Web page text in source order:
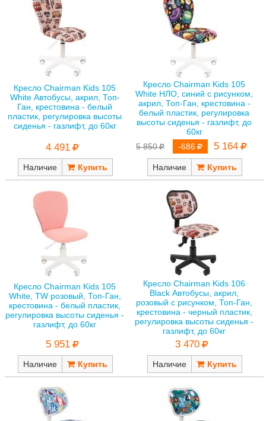
Кресло Chairman Kids 105
White Автобусы, акрил, Топ-
Ган, крестовина - белый
пластик, регулировка высоты
сиденья - газлифт, до 60кг
4 491
Наличие
Кресло Chairman Kids 105
White НЛО, синий с рисунком,
акрил, Топ-Ган, крестовина -
белый пластик, регулировка
высоты сиденья - газлифт, до
60кг
5 850
-686 5 164
Наличие
Кресло Chairman Kids 105
White, TW розовый, Топ-Ган,
крестовина - белый пластик,
регулировка высоты сиденья -
газлифт, до 60кг
5 951
Наличие
Кресло Chairman Kids 106
Black Автобусы, акрил,
розовый с рисунком, Топ-Ган,
крестовина - черный пластик,
регулировка высоты сиденья -
газлифт, до 60кг
3 470
Наличие